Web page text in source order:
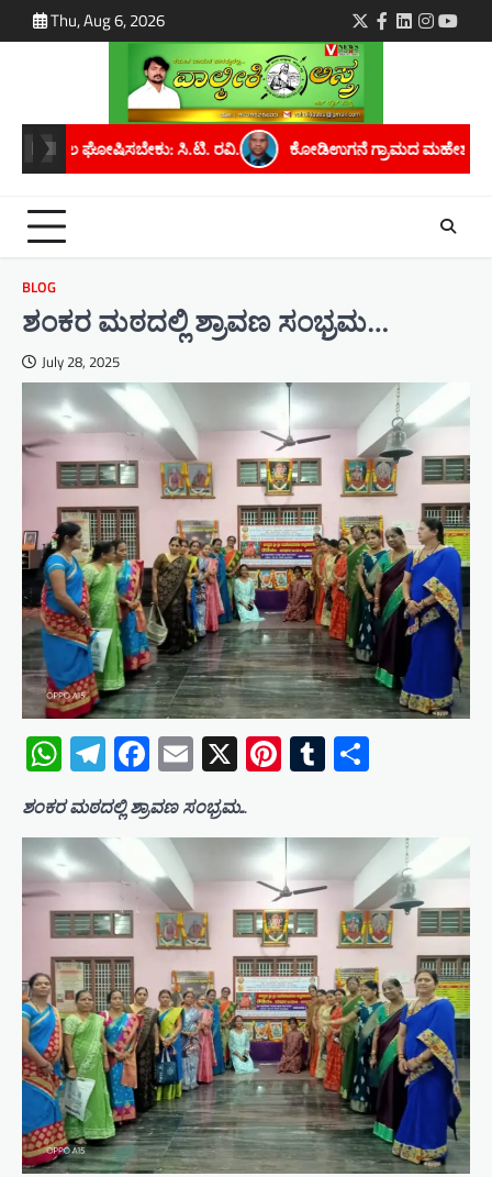
to
Thu, Aug 6, 2026 Twitter
Facebook
LinkedIn
ಕೋಡಿಉಗನೆ ಗ್ರಾಮದ ಮಹೇಶ್ ಕೆ. ಅವರಿಗೆ ಮೈಸೂರು
BLOG
ಶಂಕರ ಮಠದಲ್ಲಿ ಶ್ರಾವಣ ಸಂಭ್ರಮ…
July 28, 2025
WhatsApp
Telegram
Facebook
Email
X Pinterest
Tumblr
ಶಂಕರ ಮಠದಲ್ಲಿ ಶ್ರಾವಣ ಸಂಭ್ರಮ...